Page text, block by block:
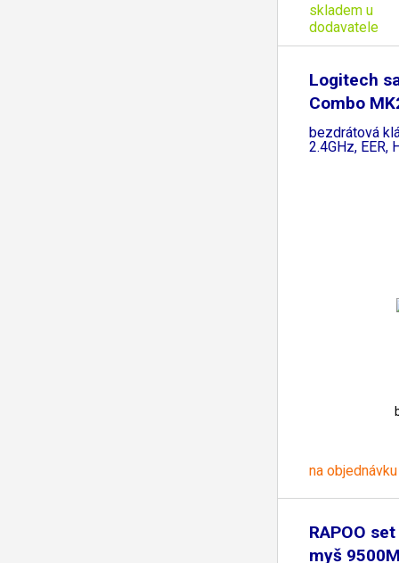
skladem u
dodavatele
Logitech
Combo
bezdrátová
2.4GHz, EER,
na objednávku
RAPOO
myš